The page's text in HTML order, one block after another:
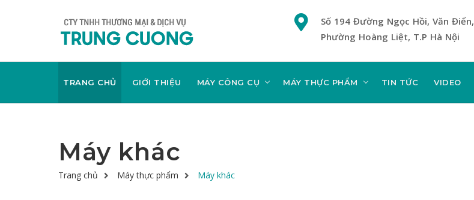
Số 194 Đường Ngọc Hồi, Văn Điển,
Phường Hoàng Liệt, T.P Hà Nội
TRANG CHỦ GIỚI THIỆU MÁY CÔNG CỤ MÁY THỰC PHẨM TIN TỨC VIDEO
Máy khác
Trang chủ Máy thực phẩm Máy khác